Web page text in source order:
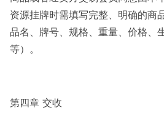
资源挂牌时需填写完整、明确的商
品名、牌号、规格、重量、价格、
等）。
第四章 交收